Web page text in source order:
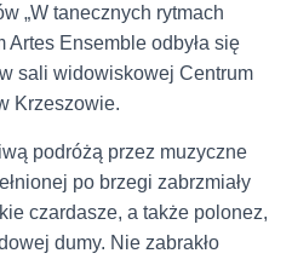
„W tanecznych rytmach
Artes Ensemble odbyła się
sali widowiskowej Centrum
Krzeszowie.
podróżą przez muzyczne
po brzegi zabrzmiały
czardasze, a także polonez,
dumy. Nie zabrakło